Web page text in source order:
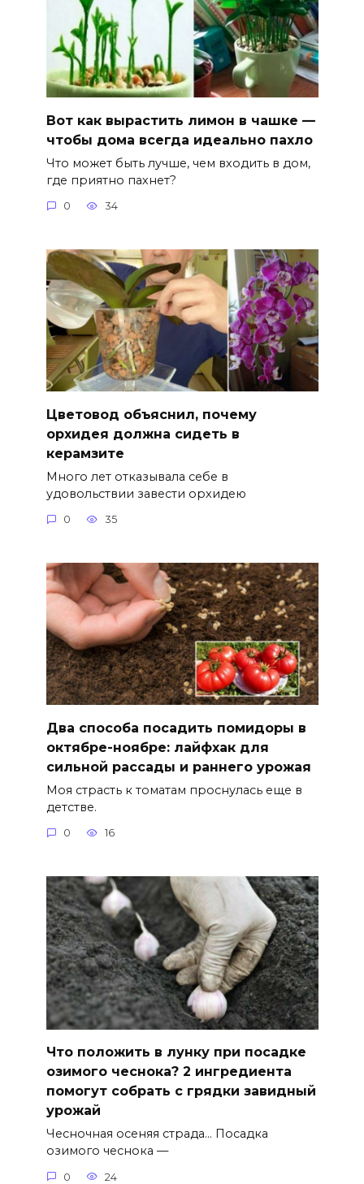
Вот как вырастить лимон в чашке —
чтобы дома всегда идеально пахло
Что может быть лучше, чем входить в дом,
где приятно пахнет?
0 34
Цветовод объяснил, почему
орхидея должна сидеть в
керамзите
Много лет отказывала себе в
удовольствии завести орхидею
0 35
Два способа посадить помидоры в
октябре-ноябре: лайфхак для
сильной рассады и раннего урожая
Моя страсть к томатам проснулась еще в
детстве.
0 16
Что положить в лунку при посадке
озимого чеснока? 2 ингредиента
помогут собрать с грядки завидный
урожай
Чесночная осеняя страда… Посадка
озимого чеснока —
0 24